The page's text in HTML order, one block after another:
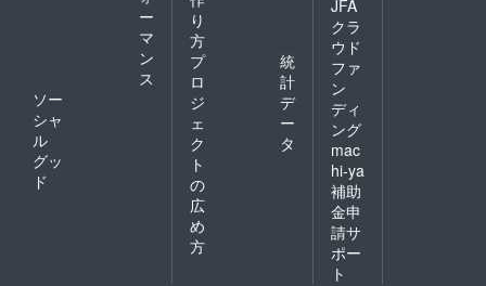
ー
マ
ン
ス
ソー
シャ
ル
グッ
ド
り
方
プ
ロ
ジ
ェ
ク
ト
の
広
め
方
統
計
デ
ー
タ
JFA
クラ
ウド
ファ
ン
ディ
ング
mac
hi-ya
補助
金申
請サ
ポー
ト